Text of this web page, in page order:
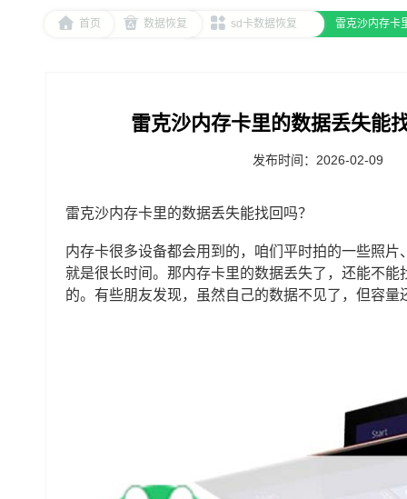
首页 数据恢复 sd卡数据恢复 雷克沙内存卡
雷克沙内存卡里的数据丢失能
发布时间：2026-02-09
雷克沙内存卡里的数据丢失能找回吗？
内存卡很多设备都会用到的，咱们平时拍的一些照
就是很长时间。那内存卡里的数据丢失了，还能不
的。有些朋友发现，虽然自己的数据不见了，但容